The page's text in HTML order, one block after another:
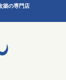
築の専門店